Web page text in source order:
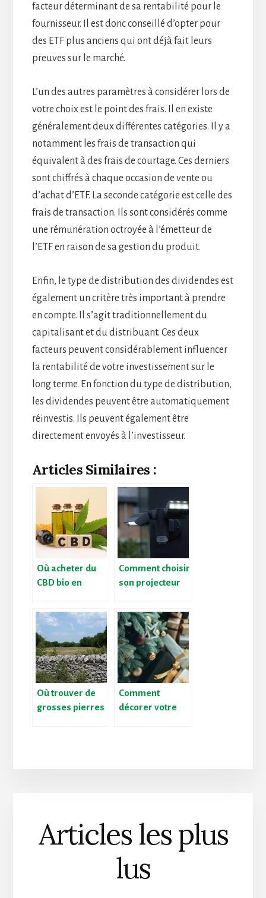
facteur déterminant de sa rentabilité pour le
fournisseur. Il est donc conseillé d’opter pour
des ETF plus anciens qui ont déjà fait leurs
preuves sur le marché.
L’un des autres paramètres à considérer lors de
votre choix est le point des frais. Il en existe
généralement deux différentes catégories. Il y a
notamment les frais de transaction qui
équivalent à des frais de courtage. Ces derniers
sont chiffrés à chaque occasion de vente ou
d’achat d’ETF. La seconde catégorie est celle des
frais de transaction. Ils sont considérés comme
une rémunération octroyée à l’émetteur de
l’ETF en raison de sa gestion du produit.
Enfin, le type de distribution des dividendes est
également un critère très important à prendre
en compte. Il s’agit traditionnellement du
capitalisant et du distribuant. Ces deux
facteurs peuvent considérablement influencer
la rentabilité de votre investissement sur le
long terme. En fonction du type de distribution,
les dividendes peuvent être automatiquement
réinvestis. Ils peuvent également être
directement envoyés à l’investisseur.
Articles Similaires :
Où acheter du
CBD bio en
Comment choisir
son projecteur
Où trouver de
grosses pierres
Comment
décorer votre
Articles les plus
lus